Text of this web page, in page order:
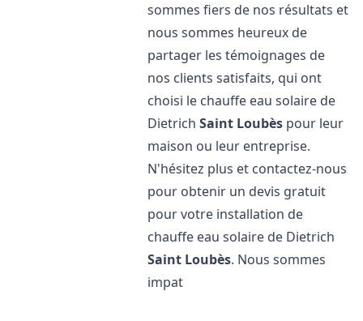
sommes fiers de nos résultats et
nous sommes heureux de
partager les témoignages de
nos clients satisfaits, qui ont
choisi le chauffe eau solaire de
DietrichSaint Loubès pour leur
maison ou leur entreprise.
N'hésitez plus et contactez-nous
pour obtenir un devis gratuit
pour votre installation de
chauffe eau solaire de Dietrich
Saint Loubès. Nous sommes
impat